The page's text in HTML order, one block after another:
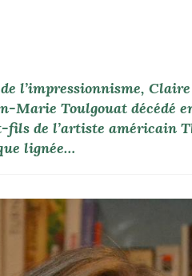
l’impressionnisme, Claire
Marie Toulgouat décédé
de l’artiste américain
lignée…